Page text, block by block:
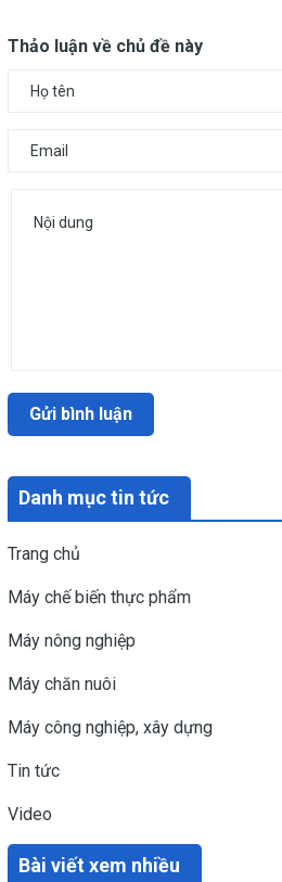
Danh mục tin tức
Trang chủ
Máy chế biến thực phẩm
Máy nông nghiệp
Máy chăn nuôi
Máy công nghiệp, xây dựng
Tin tức
Video
Bài viết xem nhiều
Thảo luận về chủ đề này
Gửi bình luận